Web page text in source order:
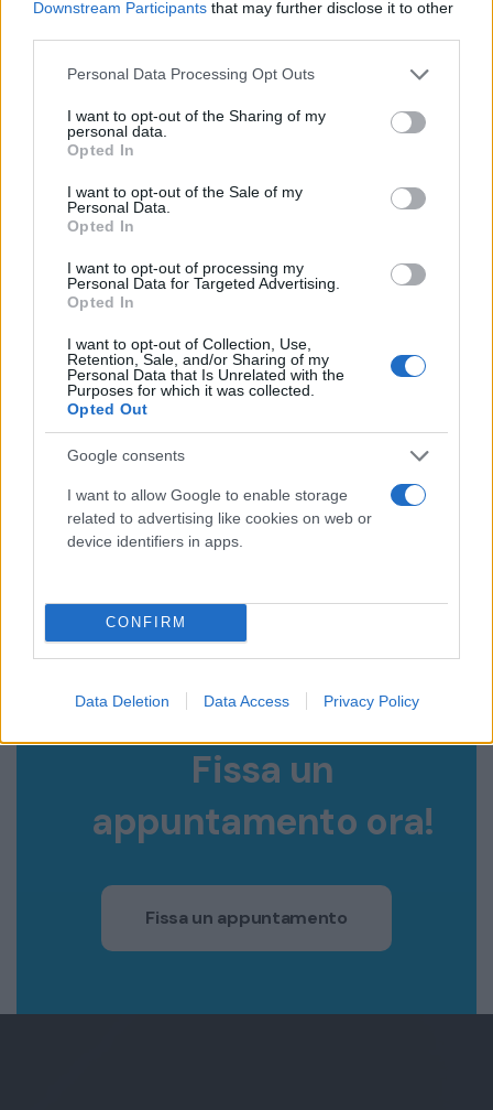
Downstream Participants that may further disclose it to other
Please note that this website/app uses one or more Google
not limited to your visit or usage behaviour. You may click to
grant or deny consent to Google and its third-party tags to
use your data for below specified purposes in below Google
consent section.
Personal Data Processing Opt Outs
I want to opt-out of the Sharing of my
personal data.
Opted In
I want to opt-out of the Sale of my
Personal Data.
Opted In
I want to opt-out of processing my
Personal Data for Targeted Advertising.
Opted In
I want to opt-out of Collection, Use,
Retention, Sale, and/or Sharing of my
Personal Data that Is Unrelated with the
Purposes for which it was collected.
Opted Out
Google consents
I want to allow Google to enable storage
related to advertising like cookies on web or
device identifiers in apps.
CONFIRM
Data Deletion Data Access Privacy Policy
BLOG
mer 2 aprile 2025
Sai chi è il Consulente
Assicurativo Indipendente?
Il Consulente Assicurativo Indipendente è un
professionista che opera senza vincoli
esclusivi...
Continua
Fissa un
appuntamento ora!
Fissa un appuntamento